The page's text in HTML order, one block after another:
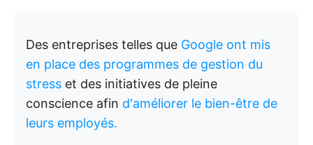
Des entreprises telles que Google ont mis
en place des programmes de gestion du
stress et des initiatives de pleine
conscience afin d'améliorer le bien-être de
leurs employés.